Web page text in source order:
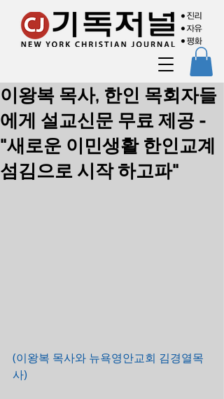
이왕복 목사, 한인 목회자들
에게 설교신문 무료 제공 -
"새로운 이민생활 한인교계
섬김으로 시작 하고파"
(이왕복 목사와 뉴욕영안교회 김경열목
사)